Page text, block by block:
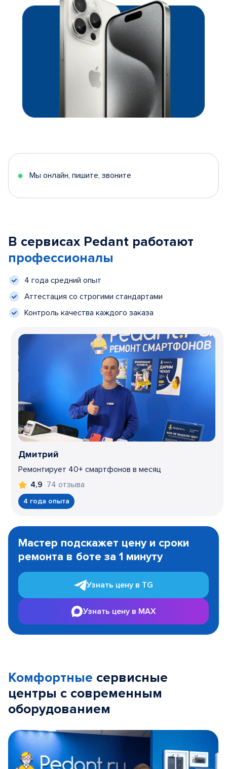
Мы онлайн, пишите, звоните
В сервисах Pedant работают
профессионалы
4 года средний опыт
Аттестация со строгими стандартами
Контроль качества каждого заказа
Дмитрий
Ремонтирует 40+ смартфонов в месяц
4,9 74 отзыва
4 года опыта
1
Мастер подскажет цену и сроки
ремонта в боте за 1 минуту
Узнать цену в TG
Узнать цену в MAX
Комфортные сервисные
центры с современным
оборудованием